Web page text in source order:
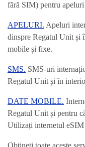
fără SIM) pentru
APELURI. Apeluri
dinspre Regatul Unit și
mobile și fixe.
SMS. SMS-uri
Regatul Unit și în
DATE MOBILE.
Regatul Unit și pentru
Utilizați internetul
Obțineți toate aceste